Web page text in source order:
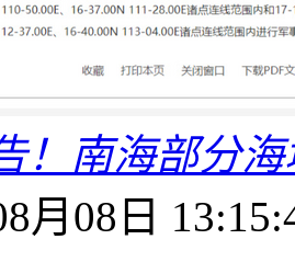
！南海部分
月08日